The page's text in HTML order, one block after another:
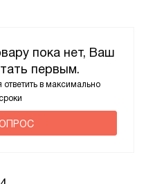
пока нет, Ваш
первым.
в максимально